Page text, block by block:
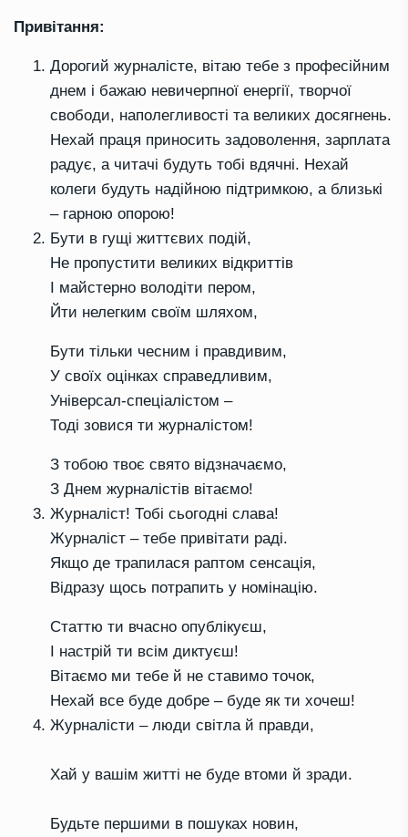
Привітання:
Дорогий журналісте, вітаю тебе з професійним
днем і бажаю невичерпної енергії, творчої
свободи, наполегливості та великих досягнень.
Нехай праця приносить задоволення, зарплата
радує, а читачі будуть тобі вдячні. Нехай
колеги будуть надійною підтримкою, а близькі
– гарною опорою!
Бути в гущі життєвих подій,
Не пропустити великих відкриттів
І майстерно володіти пером,
Йти нелегким своїм шляхом,
Бути тільки чесним і правдивим,
У своїх оцінках справедливим,
Універсал-спеціалістом –
Тоді зовися ти журналістом!
З тобою твоє свято відзначаємо,
З Днем журналістів вітаємо!
Журналіст! Тобі сьогодні слава!
Журналіст – тебе привітати раді.
Якщо де трапилася раптом сенсація,
Відразу щось потрапить у номінацію.
Статтю ти вчасно опублікуєш,
І настрій ти всім диктуєш!
Вітаємо ми тебе й не ставимо точок,
Нехай все буде добре – буде як ти хочеш!
Журналісти – люди світла й правди,
Хай у вашім житті не буде втоми й зради.
Будьте першими в пошуках новин,